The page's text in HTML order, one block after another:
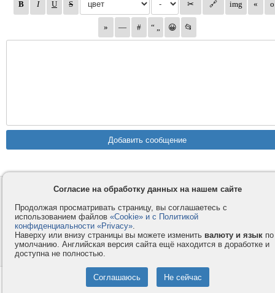
Контакты
Компания
Privacy и Cookie
Правила и условия
Услуги
Как оплатить
Помощь
Форумы
© 2008-2026VMESTE.EU - Все права защищены.
Согласие на обработку данных на нашем сайте
Продолжая просматривать страницу, вы соглашаетесь с
использованием файлов «Cookie» и с Политикой
конфиденциальности «Privacy».
Наверху или внизу страницы вы можете изменить валюту и язык по
умолчанию. Английская версия сайта ещё находится в доработке и
доступна не полностью.